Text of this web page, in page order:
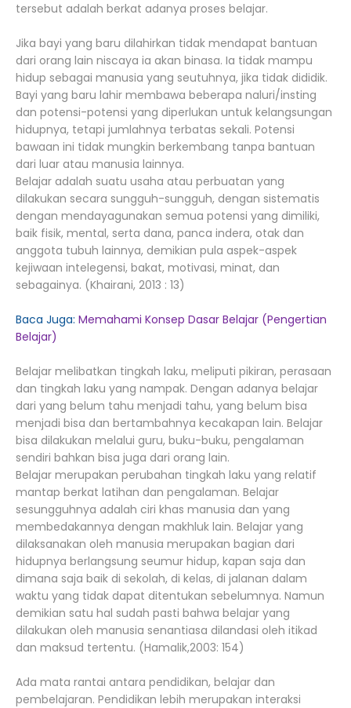
tersebut adalah berkat adanya proses belajar.
Jika bayi yang baru dilahirkan tidak mendapat bantuan
dari orang lain niscaya ia akan binasa. Ia tidak mampu
hidup sebagai manusia yang seutuhnya, jika tidak dididik.
Bayi yang baru lahir membawa beberapa naluri/insting
dan potensi-potensi yang diperlukan untuk kelangsungan
hidupnya, tetapi jumlahnya terbatas sekali. Potensi
bawaan ini tidak mungkin berkembang tanpa bantuan
dari luar atau manusia lainnya.
Belajar adalah suatu usaha atau perbuatan yang
dilakukan secara sungguh-sungguh, dengan sistematis
dengan mendayagunakan semua potensi yang dimiliki,
baik fisik, mental, serta dana, panca indera, otak dan
anggota tubuh lainnya, demikian pula aspek-aspek
kejiwaan intelegensi, bakat, motivasi, minat, dan
sebagainya. (Khairani, 2013 : 13)
Baca Juga: Memahami Konsep Dasar Belajar (Pengertian
Belajar)
Belajar melibatkan tingkah laku, meliputi pikiran, perasaan
dan tingkah laku yang nampak. Dengan adanya belajar
dari yang belum tahu menjadi tahu, yang belum bisa
menjadi bisa dan bertambahnya kecakapan lain. Belajar
bisa dilakukan melalui guru, buku-buku, pengalaman
sendiri bahkan bisa juga dari orang lain.
Belajar merupakan perubahan tingkah laku yang relatif
mantap berkat latihan dan pengalaman. Belajar
sesungguhnya adalah ciri khas manusia dan yang
membedakannya dengan makhluk lain. Belajar yang
dilaksanakan oleh manusia merupakan bagian dari
hidupnya berlangsung seumur hidup, kapan saja dan
dimana saja baik di sekolah, di kelas, di jalanan dalam
waktu yang tidak dapat ditentukan sebelumnya. Namun
demikian satu hal sudah pasti bahwa belajar yang
dilakukan oleh manusia senantiasa dilandasi oleh itikad
dan maksud tertentu. (Hamalik,2003: 154)
Ada mata rantai antara pendidikan, belajar dan
pembelajaran. Pendidikan lebih merupakan interaksi